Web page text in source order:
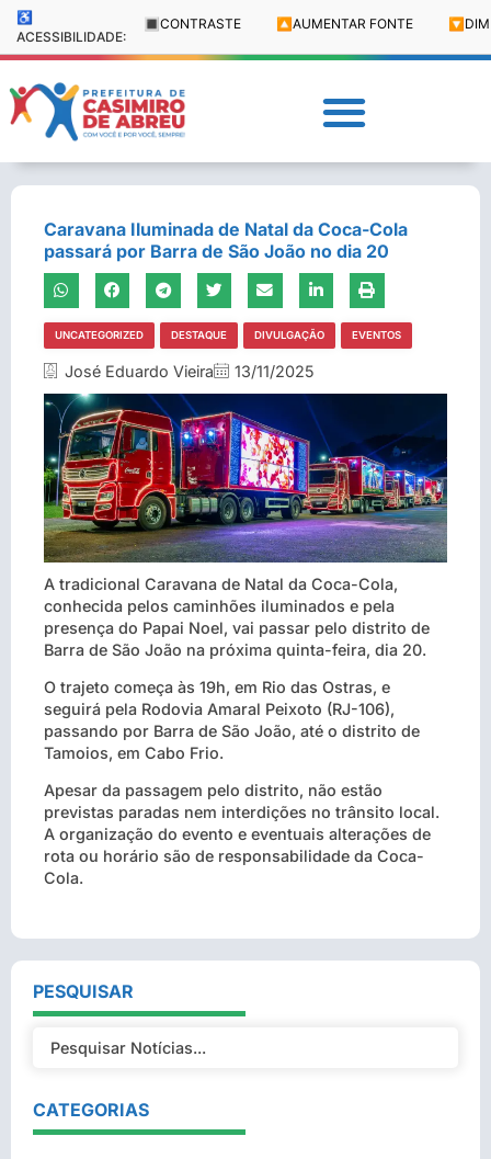
♿
ACESSIBILIDADE:
🔳 CONTRASTE 🔼 AUMENTAR FONTE 🔽
Caravana Iluminada de Natal da Coca-Cola
passará por Barra de São João no dia 20
UNCATEGORIZED DESTAQUE DIVULGAÇÃO EVENTOS
José Eduardo Vieira 13/11/2025
A tradicional Caravana de Natal da Coca-Cola,
conhecida pelos caminhões iluminados e pela
presença do Papai Noel, vai passar pelo distrito de
Barra de São João na próxima quinta-feira, dia 20.
O trajeto começa às 19h, em Rio das Ostras, e
seguirá pela Rodovia Amaral Peixoto (RJ-106),
passando por Barra de São João, até o distrito de
Tamoios, em Cabo Frio.
Apesar da passagem pelo distrito, não estão
previstas paradas nem interdições no trânsito local.
A organização do evento e eventuais alterações de
rota ou horário são de responsabilidade da Coca-
Cola.
PESQUISAR
CATEGORIAS